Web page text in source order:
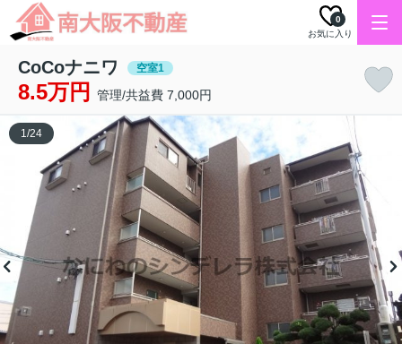
お気に入り
0
CoCoナニワ 空室1
8.5万円 管理/共益費 7,000円
1/24